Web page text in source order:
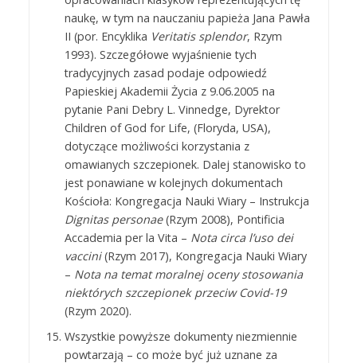
naukę, w tym na nauczaniu papieża Jana Pawła
II (por. Encyklika Veritatis splendor, Rzym
1993). Szczegółowe wyjaśnienie tych
tradycyjnych zasad podaje odpowiedź
Papieskiej Akademii Życia z 9.06.2005 na
pytanie Pani Debry L. Vinnedge, Dyrektor
Children of God for Life, (Floryda, USA),
dotyczące możliwości korzystania z
omawianych szczepionek. Dalej stanowisko to
jest ponawiane w kolejnych dokumentach
Kościoła: Kongregacja Nauki Wiary – Instrukcja
Dignitas personae(Rzym 2008), Pontificia
Accademia per la Vita – Nota circa l’uso dei
vaccini(Rzym 2017), Kongregacja Nauki Wiary
– Nota na temat moralnej oceny stosowania
niektórych szczepionek przeciw Covid-19
(Rzym 2020).
Wszystkie powyższe dokumenty niezmiennie
powtarzają – co może być już uznane za